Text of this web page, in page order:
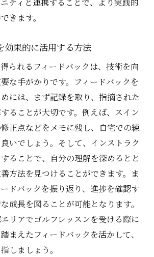
ティと連携することで、より実践的
きます。
効果的に活用する方法
られるフィードバックは、技術を向
な手がかりです。フィードバックを
には、まず記録を取り、指摘された
ることが大切です。例えば、スイン
正点などをメモに残し、自宅での練
いでしょう。そして、インストラク
ることで、自分の理解を深めるとと
方法を見つけることができます。ま
ドバックを振り返り、進捗を確認す
成長を図ることが可能となります。
リアでゴルフレッスンを受ける際に
まえたフィードバックを活かして、
しましょう。